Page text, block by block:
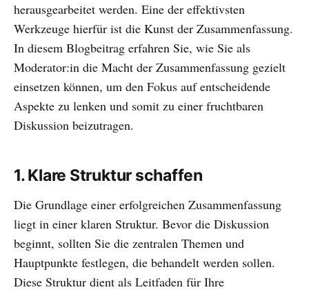
herausgearbeitet werden. Eine der effektivsten
Werkzeuge hierfür ist die Kunst der Zusammenfassung.
In diesem Blogbeitrag erfahren Sie, wie Sie als
Moderator:in die Macht der Zusammenfassung gezielt
einsetzen können, um den Fokus auf entscheidende
Aspekte zu lenken und somit zu einer fruchtbaren
Diskussion beizutragen.
1.Klare Struktur schaffen
Die Grundlage einer erfolgreichen Zusammenfassung
liegt in einer klaren Struktur. Bevor die Diskussion
beginnt, sollten Sie die zentralen Themen und
Hauptpunkte festlegen, die behandelt werden sollen.
Diese Struktur dient als Leitfaden für Ihre